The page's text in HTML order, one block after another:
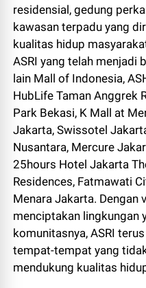
residensial, gedung
kawasan terpadu yang
kualitas hidup
ASRI yang telah menjadi
lain Mall of Indonesia,
HubLife Taman Anggrek
Park Bekasi, K Mall at
Jakarta, Swissotel
Nusantara, Mercure
25hours Hotel Jakarta
Residences, Fatmawati
Menara Jakarta. Dengan
menciptakan lingkungan
komunitasnya, ASRI
tempat-tempat yang
mendukung kualitas